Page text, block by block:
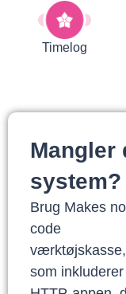
Timelog
Mangler
system?
Brug Makes
code
værktøjskasse,
som inkluderer